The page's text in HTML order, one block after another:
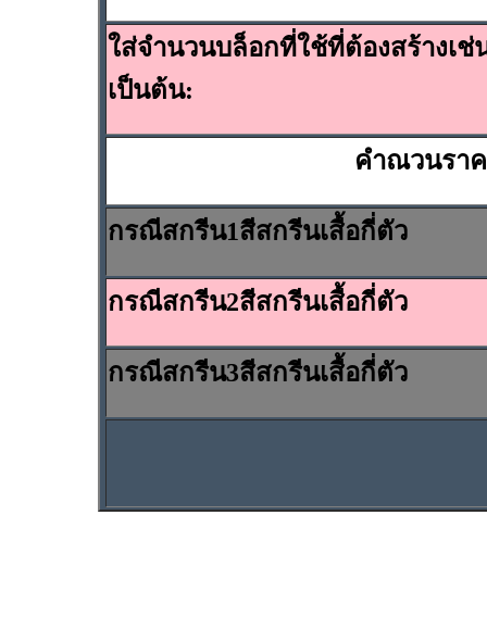
ใส่จำนวนบล็อกที่ใช้ที่ต้องสร้างเ
เป็นต้น:
คำณวนรา
กรณีสกรีน1สีสกรีนเสื้อกี่ตัว
กรณีสกรีน2สีสกรีนเสื้อกี่ตัว
กรณีสกรีน3สีสกรีนเสื้อกี่ตัว